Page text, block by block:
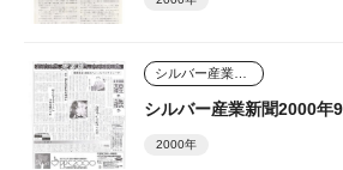
シルバー産業新聞2000年
2000年